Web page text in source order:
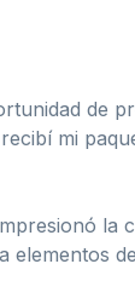
de
mi
la
elementos